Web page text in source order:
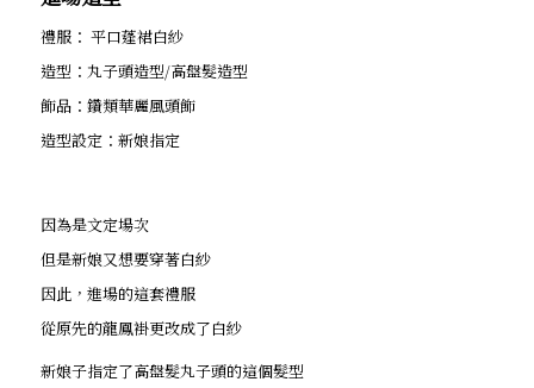
禮服： 平口蓬裙白紗
造型：丸子頭造型/高盤髮造型
飾品：鑽類華麗風頭飾
造型設定：新娘指定
因為是文定場次
但是新娘又想要穿著白紗
因此，進場的這套禮服
從原先的龍鳳褂更改成了白紗
新娘子指定了高盤髮丸子頭的這個髮型